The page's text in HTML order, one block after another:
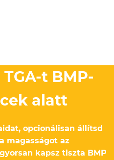
t BMP-
alatt
opcionálisan állítsd
magasságot az
kapsz tiszta BMP